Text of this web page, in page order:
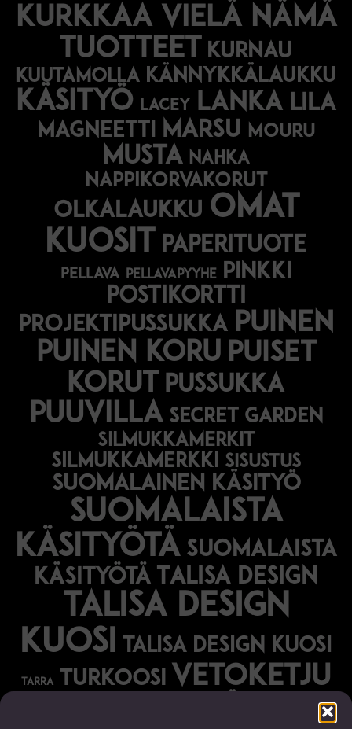
Kurkkaa vielä nämä
tuotteet kurnau
kuutamolla kännykkälaukku
käsityö lacey lanka lila
magneetti marsu mouru
musta nahka
nappikorvakorut
olkalaukku omat
kuosit paperituote
pellava pellavapyyhe pinkki
postikortti
projektipussukka puinen
puinen koru puiset
korut pussukka
puuvilla secret garden
silmukkamerkit
silmukkamerkki sisustus
suomalainen käsityö
suomalaista
käsityötä suomalaista
käsityötä Talisa Design
talisa design
kuosi talisa design kuosi
tarra turkoosi vetoketju